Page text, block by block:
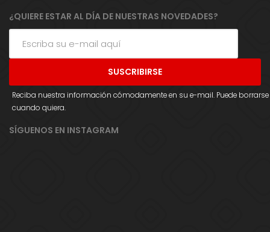
¿QUIERE ESTAR AL DÍA DE NUESTRAS NOVEDADES?
Reciba nuestra información cómodamente en su e-mail. Puede borrarse
cuando quiera.
SÍGUENOS EN INSTAGRAM